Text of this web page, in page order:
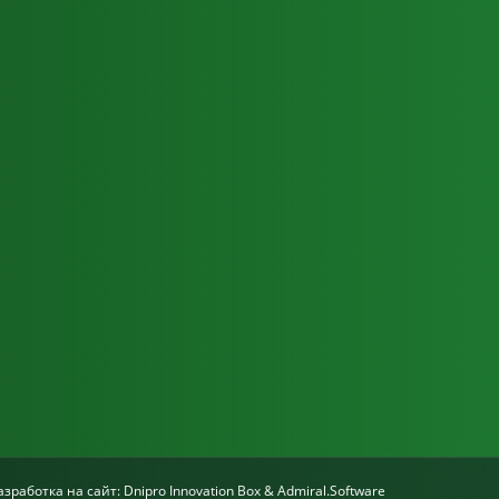
на сайт: Dnipro Innovation Box&Admiral.Software